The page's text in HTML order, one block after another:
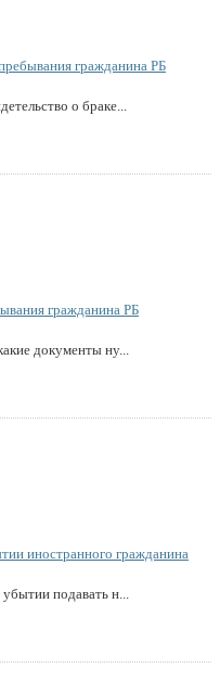
гражданина РБ
о браке...
гражданина РБ
документы ну...
иностранного гражданина
подавать н...